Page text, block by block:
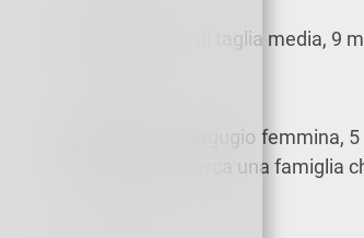
lupetto di taglia media, 9
Incrocio segugio femmina,
spazi esterni, cerca una famiglia